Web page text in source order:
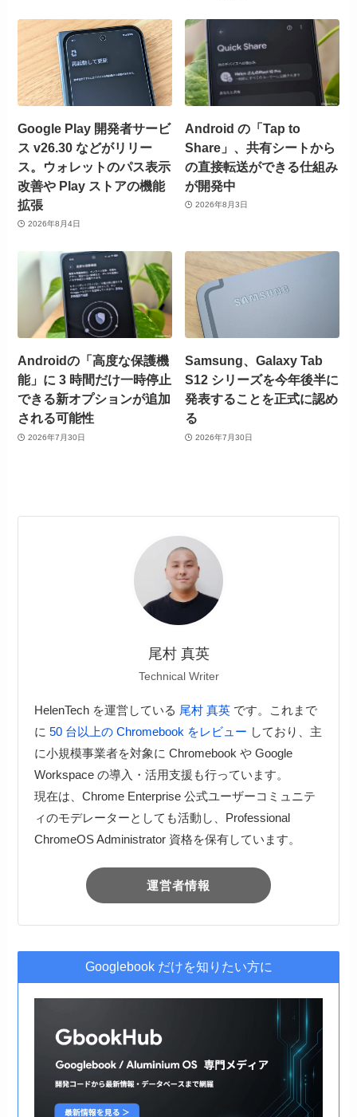
Google Play 開発者サービ
ス v26.30 などがリリー
ス。ウォレットのパス表示
改善や Play ストアの機能
拡張
2026年8月4日
Android の「Tap to
Share」、共有シートから
の直接転送ができる仕組み
が開発中
2026年8月3日
Androidの「高度な保護機
能」に 3 時間だけ一時停止
できる新オプションが追加
される可能性
2026年7月30日
Samsung、Galaxy Tab
S12 シリーズを今年後半に
発表することを正式に認め
る
2026年7月30日
尾村 真英
Technical Writer
HelenTech を運営している 尾村 真英です。これまで
に 50 台以上の Chromebook をレビュー しており、主
に小規模事業者を対象に Chromebook や Google
Workspace の導入・活用支援も行っています。
現在は、Chrome Enterprise 公式ユーザーコミュニテ
ィのモデレーターとしても活動し、Professional
ChromeOS Administrator 資格を保有しています。
運営者情報
Googlebook だけを知りたい方に